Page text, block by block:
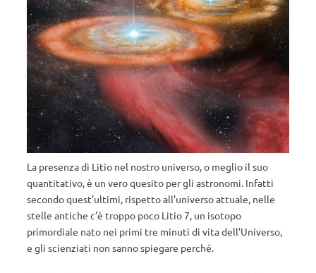
La presenza di Litio nel nostro universo, o meglio il suo
quantitativo, è un vero quesito per gli astronomi. Infatti
secondo quest’ultimi, rispetto all’universo attuale, nelle
stelle antiche c’è troppo poco Litio 7, un isotopo
primordiale nato nei primi tre minuti di vita dell’Universo,
e gli scienziati non sanno spiegare perché.